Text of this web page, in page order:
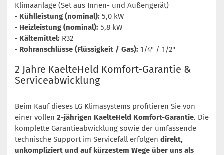
Klimaanlage (Set aus Innen- und Außengerät)
• Kühlleistung (nominal): 5,0 kW
• Heizleistung (nominal): 5,8 kW
• Kältemittel: R32
• Rohranschlüsse (Flüssigkeit / Gas): 1/4" / 1/2"
2 Jahre KaelteHeld Komfort-Garantie &
Serviceabwicklung
Beim Kauf dieses LG Klimasystems profitieren Sie von
einer vollen 2-jährigen KaelteHeld Komfort-Garantie. Die
komplette Garantieabwicklung sowie der umfassende
technische Support im Servicefall erfolgen direkt,
unkompliziert und auf kürzestem Wege über uns als